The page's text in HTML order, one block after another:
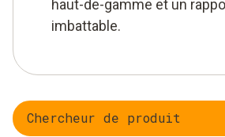
haut-de-gamme et un
imbattable.
Chercheur de produit